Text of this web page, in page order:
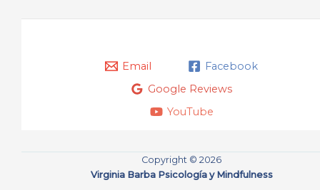
Email
Facebook
Google Reviews
YouTube
Copyright © 2026
Virginia Barba Psicología y Mindfulness